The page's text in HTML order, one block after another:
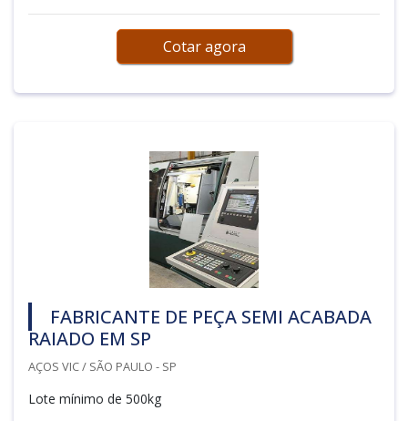
Cotar agora
FABRICANTE DE PEÇA SEMI ACABADA
RAIADO EM SP
AÇOS VIC / SÃO PAULO - SP
Lote mínimo de 500kg